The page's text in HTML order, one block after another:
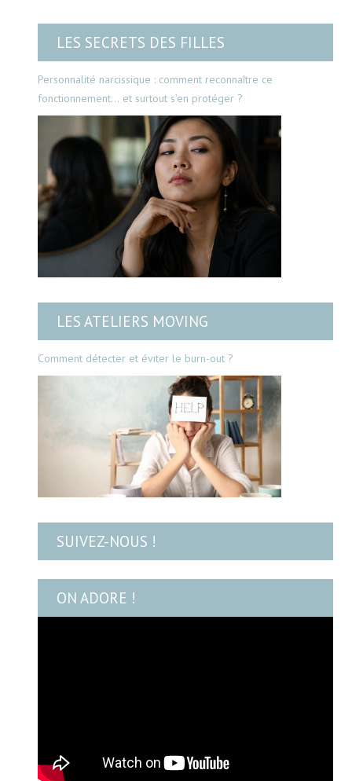
LES SECRETS DES FILLES
Personnalité narcissique : comment reconnaître ce
fonctionnement… et surtout s’en protéger ?
LES ATELIERS MOVING
Comment détecter et éviter le burn-out ?
SUIVEZ-NOUS !
ON ADORE !